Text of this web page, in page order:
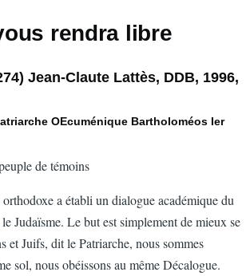
rendra libre
Jean-Claute Lattès, DDB, 1996,
OEcuménique Bartholoméos Ier
de témoins
a établi un dialogue académique du
Judaïsme. Le but est simplement de mieux se
et Juifs, dit le Patriarche, nous sommes
sol, nous obéissons au même Décalogue.